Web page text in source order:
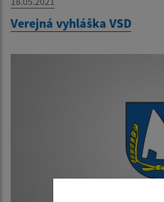
Verejná vyhláška VSD